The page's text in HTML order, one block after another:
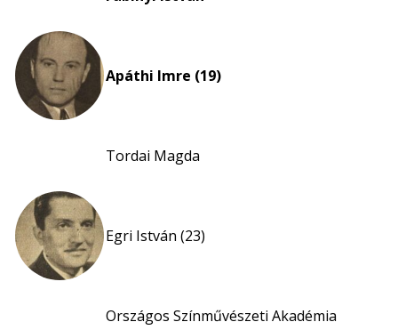
Apáthi Imre (19)
Tordai Magda
Egri István (23)
Országos Színművészeti Akadémia